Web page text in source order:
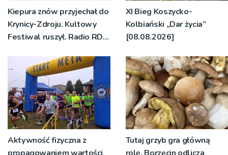
Kiepura znów przyjechał do
Krynicy-Zdroju. Kultowy
Festiwal ruszył. Radio RDN
żywo [ZDJĘCIA]
XI Bieg Koszycko-
Kolbiański „Dar życia”
[08.08.2026]
Aktywność fizyczna z
Tutaj grzyb gra główną